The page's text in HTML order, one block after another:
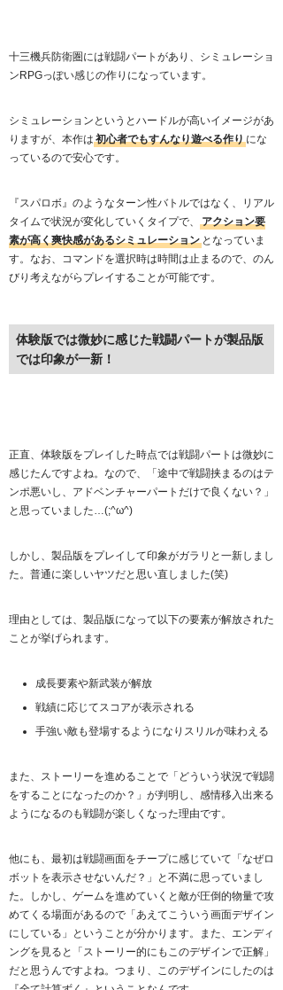
十三機兵防衛圏には戦闘パートがあり、シミュレーショ
ンRPGっぽい感じの作りになっています。
シミュレーションというとハードルが高いイメージがあ
りますが、本作は 初心者でもすんなり遊べる作り にな
っているので安心です。
『スパロボ』のようなターン性バトルではなく、リアル
タイムで状況が変化していくタイプで、
アクション要
素が高く爽快感があるシミュレーション となっていま
す。なお、コマンドを選択時は時間は止まるので、のん
びり考えながらプレイすることが可能です。
体験版では微妙に感じた戦闘パートが製品版
では印象が一新！
正直、体験版をプレイした時点では戦闘パートは微妙に
感じたんですよね。なので、「途中で戦闘挟まるのはテ
ンポ悪いし、アドベンチャーパートだけで良くない？」
と思っていました…(;^ω^)
しかし、製品版をプレイして印象がガラリと一新しまし
た。普通に楽しいヤツだと思い直しました(笑)
理由としては、製品版になって以下の要素が解放された
ことが挙げられます。
成長要素や新武装が解放
戦績に応じてスコアが表示される
手強い敵も登場するようになりスリルが味わえる
また、ストーリーを進めることで「どういう状況で戦闘
をすることになったのか？」が判明し、感情移入出来る
ようになるのも戦闘が楽しくなった理由です。
他にも、最初は戦闘画面をチープに感じていて「なぜロ
ボットを表示させないんだ？」と不満に思っていまし
た。しかし、ゲームを進めていくと敵が圧倒的物量で攻
めてくる場面があるので「あえてこういう画面デザイン
にしている」ということが分かります。また、エンディ
ングを見ると「ストーリー的にもこのデザインで正解」
だと思うんですよね。つまり、このデザインにしたのは